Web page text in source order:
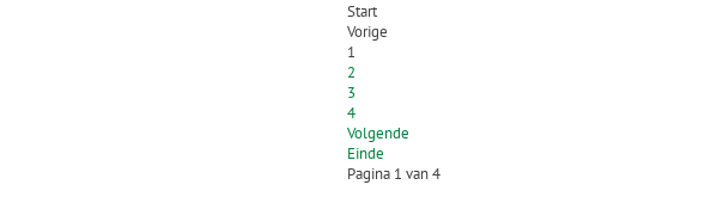
Start
Vorige
1
2
3
4
Volgende
Einde
Pagina 1 van 4